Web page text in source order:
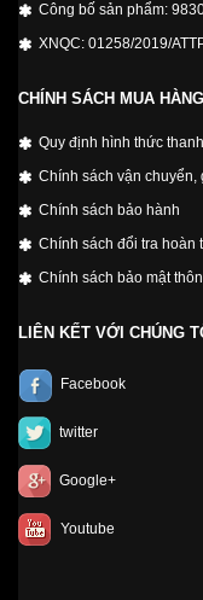
Công bố sản phẩm:
XNQC: 01258/2019/
CHÍNH SÁCH MUA HÀNG
Quy định hình thức
Chính sách vận chuyển,
Chính sách bảo hành
Chính sách đổi tra hoàn
Chính sách bảo mật
LIÊN KẾT VỚI CHÚNG
Facebook
twitter
Google+
Youtube